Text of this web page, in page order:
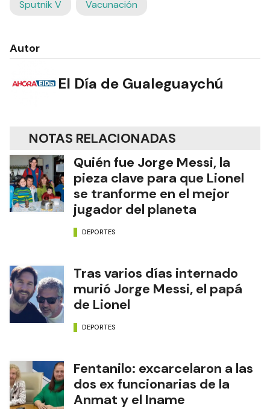
Sputnik V Vacunación
Autor
El Día de Gualeguaychú
NOTAS RELACIONADAS
Quién fue Jorge Messi, la
pieza clave para que Lionel
se tranforme en el mejor
jugador del planeta
DEPORTES
Tras varios días internado
murió Jorge Messi, el papá
de Lionel
DEPORTES
Fentanilo: excarcelaron a las
dos ex funcionarias de la
Anmat y el Iname